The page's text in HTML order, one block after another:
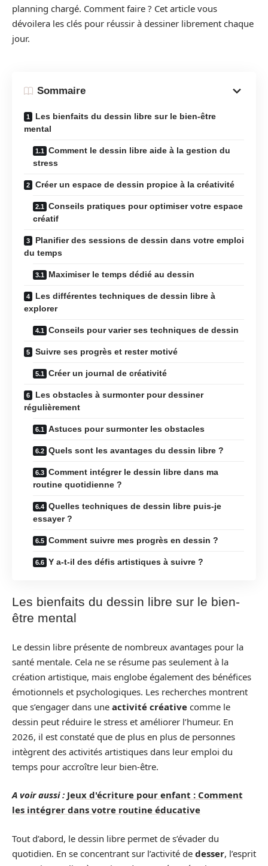
planning chargé. Comment faire ? Cet article vous
dévoilera les clés pour réussir à dessiner librement chaque
jour.
Sommaire
Les bienfaits du dessin libre sur le bien-être
mental
Comment le dessin libre aide à la gestion du
stress
Créer un espace de dessin propice à la créativité
Conseils pratiques pour optimiser votre espace
créatif
Planifier des sessions de dessin dans votre emploi
du temps
Maximiser le temps dédié au dessin
Les différentes techniques de dessin libre à
explorer
Conseils pour varier ses techniques de dessin
Suivre ses progrès et rester motivé
Créer un journal de créativité
Les obstacles à surmonter pour dessiner
régulièrement
Astuces pour surmonter les obstacles
Quels sont les avantages du dessin libre ?
Comment intégrer le dessin libre dans ma
routine quotidienne ?
Quelles techniques de dessin libre puis-je
essayer ?
Comment suivre mes progrès en dessin ?
Y a-t-il des défis artistiques à suivre ?
Les bienfaits du dessin libre sur le bien-
être mental
Le dessin libre présente de nombreux avantages pour la
santé mentale. Cela ne se résume pas seulement à la
création artistique, mais englobe également des bénéfices
émotionnels et psychologiques. Les recherches montrent
que s’engager dans une activité créative comme le
dessin peut réduire le stress et améliorer l’humeur. En
2026, il est constaté que de plus en plus de personnes
intègrent des activités artistiques dans leur emploi du
temps pour accroître leur bien-être.
A voir aussi : Jeux d'écriture pour enfant : Comment
les intégrer dans votre routine éducative
Tout d’abord, le dessin libre permet de s’évader du
quotidien. En se concentrant sur l’activité de desser, l’esprit